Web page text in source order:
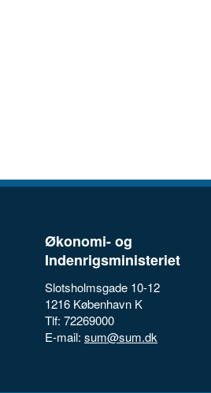
Økonomi- og
Indenrigsministeriet
Slotsholmsgade 10-12
1216 København K
Tlf: 72269000
E-mail: sum@sum.dk